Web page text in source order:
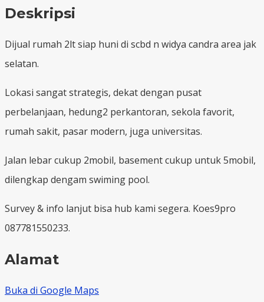
Deskripsi
Dijual rumah 2lt siap huni di scbd n widya candra area jak
selatan.
Lokasi sangat strategis, dekat dengan pusat
perbelanjaan, hedung2 perkantoran, sekola favorit,
rumah sakit, pasar modern, juga universitas.
Jalan lebar cukup 2mobil, basement cukup untuk 5mobil,
dilengkap dengam swiming pool.
Survey & info lanjut bisa hub kami segera. Koes9pro
087781550233.
Alamat
Buka di Google Maps